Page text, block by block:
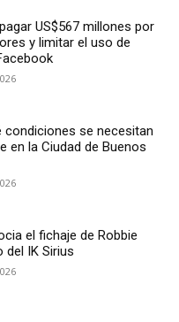
US$567 millones por
y limitar el uso de
condiciones se necesitan
en la Ciudad de Buenos
el fichaje de Robbie
del IK Sirius